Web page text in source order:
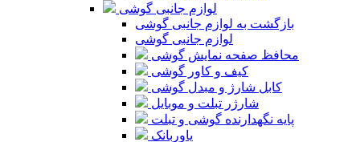
لوازم جانبی گوشی
بازگشت به لوازم جانبی گوشی
لوازم جانبی گوشی
محافظ صفحه نمایش گوشی
کیف و کاور گوشی
کابل شارژ و مبدل گوشی
شارژر تبلت و موبایل
پایه نگهدارنده گوشی و تبلت
پاوربانک